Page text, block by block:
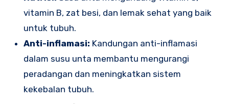
vitamin B, zat besi, dan lemak sehat yang baik
untuk tubuh.
Anti-inflamasi: Kandungan anti-inflamasi
dalam susu unta membantu mengurangi
peradangan dan meningkatkan sistem
kekebalan tubuh.